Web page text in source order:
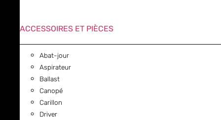
ACCESSOIRES ET PIÈCES
Abat-jour
Aspirateur
Ballast
Canopé
Carillon
Driver